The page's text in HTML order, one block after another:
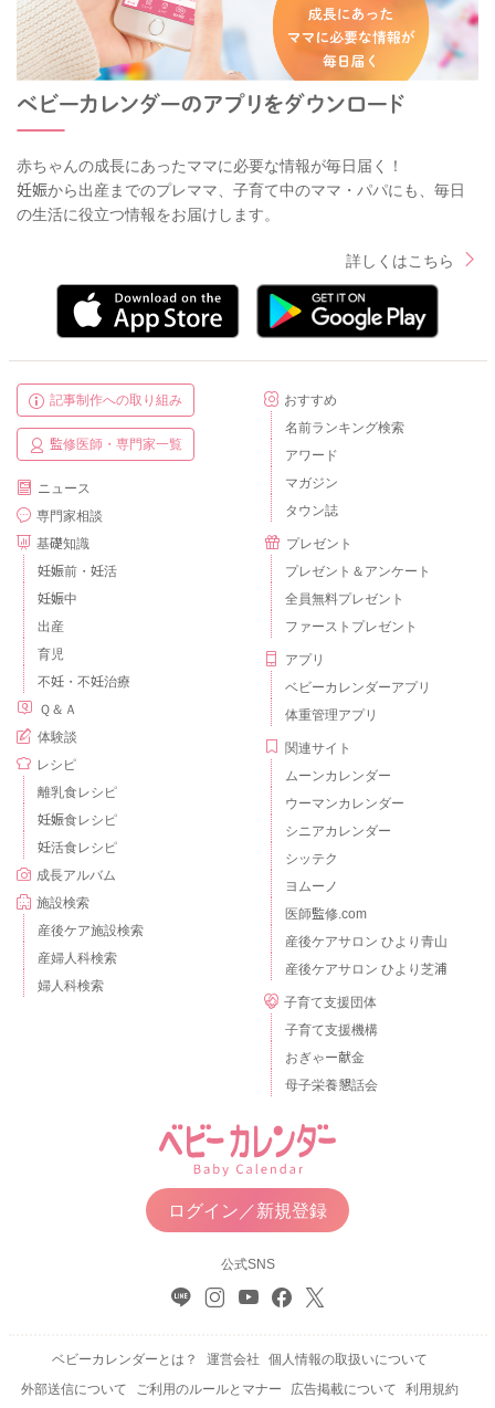
赤ちゃんの成長にあったママに必要な情報が毎日届く！
妊娠から出産までのプレママ、子育て中のママ・パパにも、毎日
の生活に役立つ情報をお届けします。
詳しくはこちら
記事制作への取り組み
監修医師・専門家一覧
ニュース
専門家相談
基礎知識
妊娠前・妊活
妊娠中
出産
育児
不妊・不妊治療
Ｑ＆Ａ
体験談
レシピ
離乳食レシピ
妊娠食レシピ
妊活食レシピ
成長アルバム
施設検索
産後ケア施設検索
産婦人科検索
婦人科検索
おすすめ
名前ランキング検索
アワード
マガジン
タウン誌
プレゼント
プレゼント＆アンケート
全員無料プレゼント
ファーストプレゼント
アプリ
ベビーカレンダーアプリ
体重管理アプリ
関連サイト
ムーンカレンダー
ウーマンカレンダー
シニアカレンダー
シッテク
ヨムーノ
医師監修.com
産後ケアサロン ひより青山
産後ケアサロン ひより芝浦
子育て支援団体
子育て支援機構
おぎゃー献金
母子栄養懇話会
ログイン／新規登録
公式SNS
ベビーカレンダーとは？ 運営会社
個人情報の取扱いについて
外部送信について
ご利用のルールとマナー 広告掲載について 利用規約